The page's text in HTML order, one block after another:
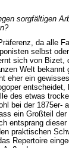
sorgfältigen
da alle
selbst
sich von Bizet,
Welt bekannt
eher ein
entscheidet,
des etwas
bei der 1875er-
ein Großteil der
entsprang
praktischen
Repertoire